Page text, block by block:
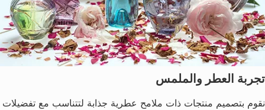
تجربة العطر والملمس
نقوم بتصميم منتجات ذات ملامح عطرية جذابة لتتناسب مع تفضيلات